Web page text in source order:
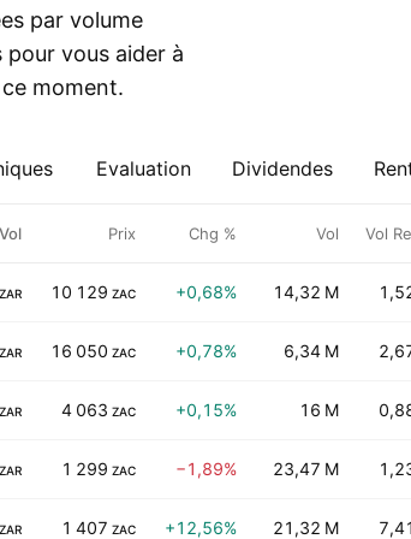
par volume
vous aider à
moment.
Evaluation Dividendes
Prix Chg % Vol Vol
ZAR 10 129 ZAC +0,68% 14,32 M
ZAR 16 050 ZAC +0,78% 6,34 M
ZAR 4 063 ZAC +0,15% 16 M
ZAR 1 299 ZAC −1,89% 23,47 M
ZAR 1 407 ZAC +12,56% 21,32 M 7,41